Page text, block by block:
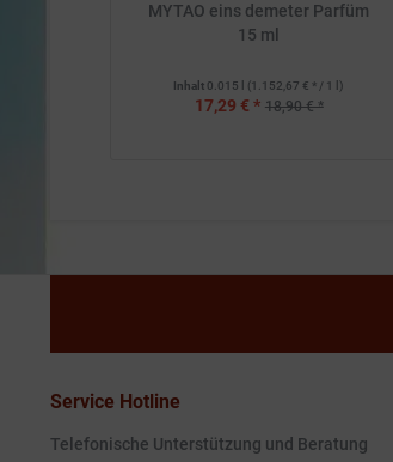
MYTAO eins demeter Parfüm
15 ml
Inhalt 0.015 l (1.152,67 € * / 1 l)
17,29 € * 18,90 € *
Service Hotline
Telefonische Unterstützung und Beratung